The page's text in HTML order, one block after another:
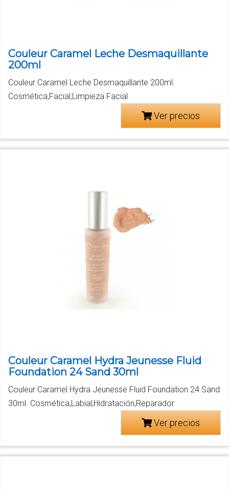
Couleur Caramel Leche Desmaquillante
200ml
Couleur Caramel Leche Desmaquillante 200ml.
Cosmética,Facial,Limpieza Facial
Ver precios
Couleur Caramel Hydra Jeunesse Fluid
Foundation 24 Sand 30ml
Couleur Caramel Hydra Jeunesse Fluid Foundation 24 Sand
30ml. Cosmética,Labial,Hidratación,Reparador
Ver precios